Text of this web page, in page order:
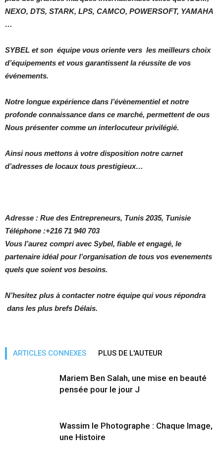
NEXO, DTS, STARK, LPS, CAMCO, POWERSOFT, YAMAHA
…
SYBEL et son équipe vous oriente vers les meilleurs choix
d’équipements et vous garantissent la réussite de vos
événements.
Notre longue expérience dans l’évènementiel et notre
profonde connaissance dans ce marché, permettent de ous
Nous présenter comme un interlocuteur privilégié.
Ainsi nous mettons à votre disposition notre carnet
d’adresses de locaux tous prestigieux…
Adresse : Rue des Entrepreneurs, Tunis 2035, Tunisie
Téléphone :+216 71 940 703
Vous l’aurez compri avec Sybel, fiable et engagé, le
partenaire idéal pour l’organisation de tous vos evenements
quels que soient vos besoins.
N’hesitez plus à contacter notre équipe qui vous répondra
dans les plus brefs Délais.
ARTICLES CONNEXES PLUS DE L'AUTEUR
Mariem Ben Salah, une mise en beauté
pensée pour le jour J
Wassim le Photographe : Chaque Image,
une Histoire